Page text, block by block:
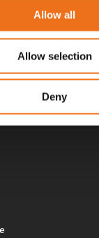
Allow all
Allow selection
Deny
tillval gäller vid
produkt, till